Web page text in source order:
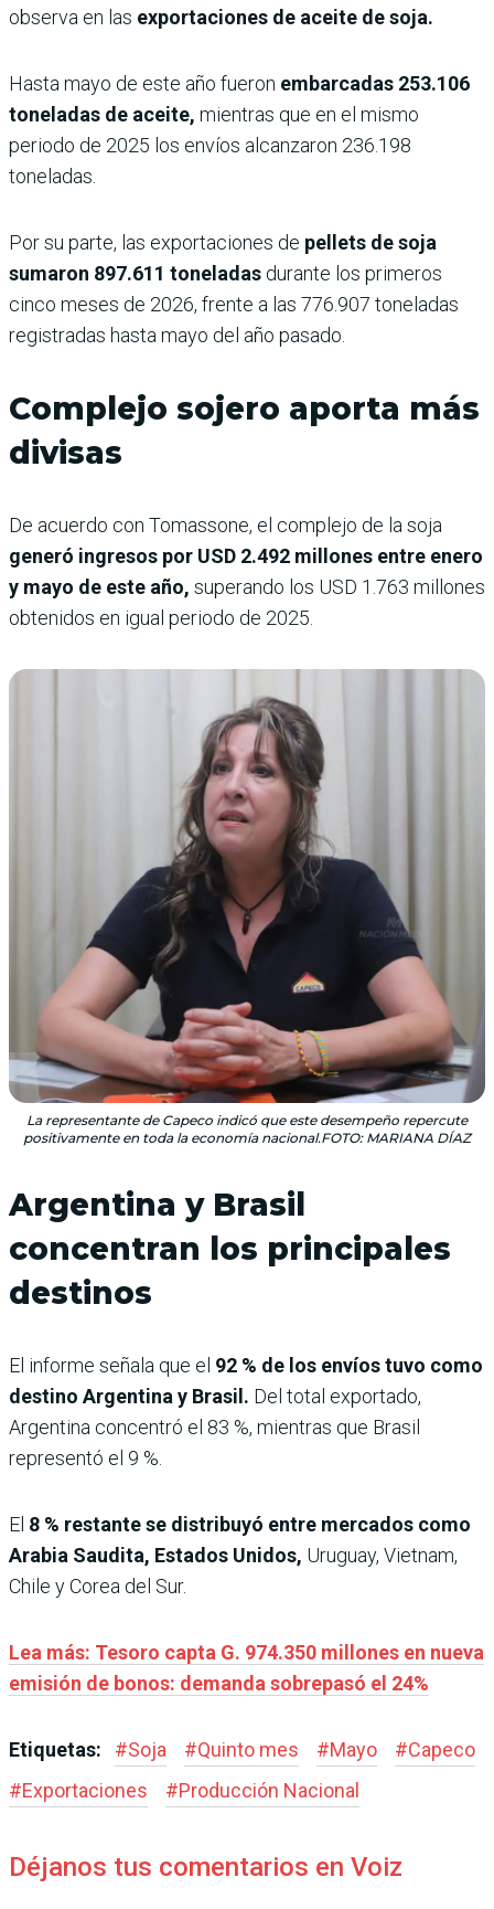
observa en las exportaciones de aceite de soja.
Hasta mayo de este año fueron embarcadas 253.106
toneladas de aceite, mientras que en el mismo
periodo de 2025 los envíos alcanzaron 236.198
toneladas.
Por su parte, las exportaciones de pellets de soja
sumaron 897.611 toneladas durante los primeros
cinco meses de 2026, frente a las 776.907 toneladas
registradas hasta mayo del año pasado.
Complejo sojero aporta más
divisas
De acuerdo con Tomassone, el complejo de la soja
generó ingresos por USD 2.492 millones entre enero
y mayo de este año, superando los USD 1.763 millones
obtenidos en igual periodo de 2025.
La representante de Capeco indicó que este desempeño repercute
positivamente en toda la economía nacional.FOTO: MARIANA DÍAZ
Argentina y Brasil
concentran los principales
destinos
El informe señala que el 92 % de los envíos tuvo como
destino Argentina y Brasil. Del total exportado,
Argentina concentró el 83 %, mientras que Brasil
representó el 9 %.
El 8 % restante se distribuyó entre mercados como
Arabia Saudita, Estados Unidos, Uruguay, Vietnam,
Chile y Corea del Sur.
Lea más: Tesoro capta G. 974.350 millones en nueva
emisión de bonos: demanda sobrepasó el 24%
Etiquetas: #Soja #Quinto mes #Mayo #Capeco
#Exportaciones #Producción Nacional
Déjanos tus comentarios en Voiz